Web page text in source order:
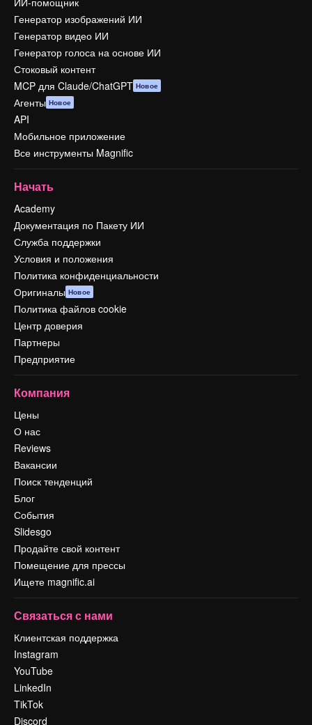
Генератор изображений ИИ
Генератор видео ИИ
Генератор голоса на основе ИИ
Стоковый контент
MCP для Claude/ChatGPT Новое
Агенты Новое
API
Мобильное приложение
Все инструменты Magnific
Начать
Academy
Документация по Пакету ИИ
Служба поддержки
Условия и положения
Политика конфиденциальности
Оригиналы Новое
Политика файлов cookie
Центр доверия
Партнеры
Предприятие
Компания
Цены
О нас
Reviews
Вакансии
Поиск тенденций
Блог
События
Slidesgo
Продайте свой контент
Помещение для прессы
Ищете magnific.ai
Связаться с нами
Клиентская поддержка
Instagram
YouTube
LinkedIn
TikTok
Discord